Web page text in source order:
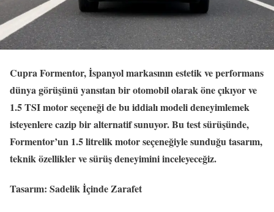
Cupra Formentor, İspanyol markasının estetik ve performans
dünya görüşünü yansıtan bir otomobil olarak öne çıkıyor ve
1.5 TSI motor seçeneği de bu iddialı modeli deneyimlemek
isteyenlere cazip bir alternatif sunuyor. Bu test sürüşünde,
Formentor’un 1.5 litrelik motor seçeneğiyle sunduğu tasarım,
teknik özellikler ve sürüş deneyimini inceleyeceğiz.
Tasarım: Sadelik İçinde Zarafet